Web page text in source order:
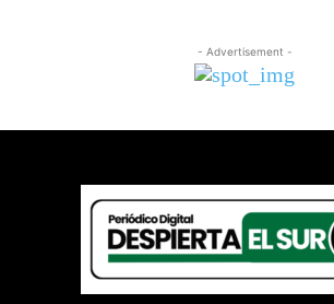
- Advertisement -